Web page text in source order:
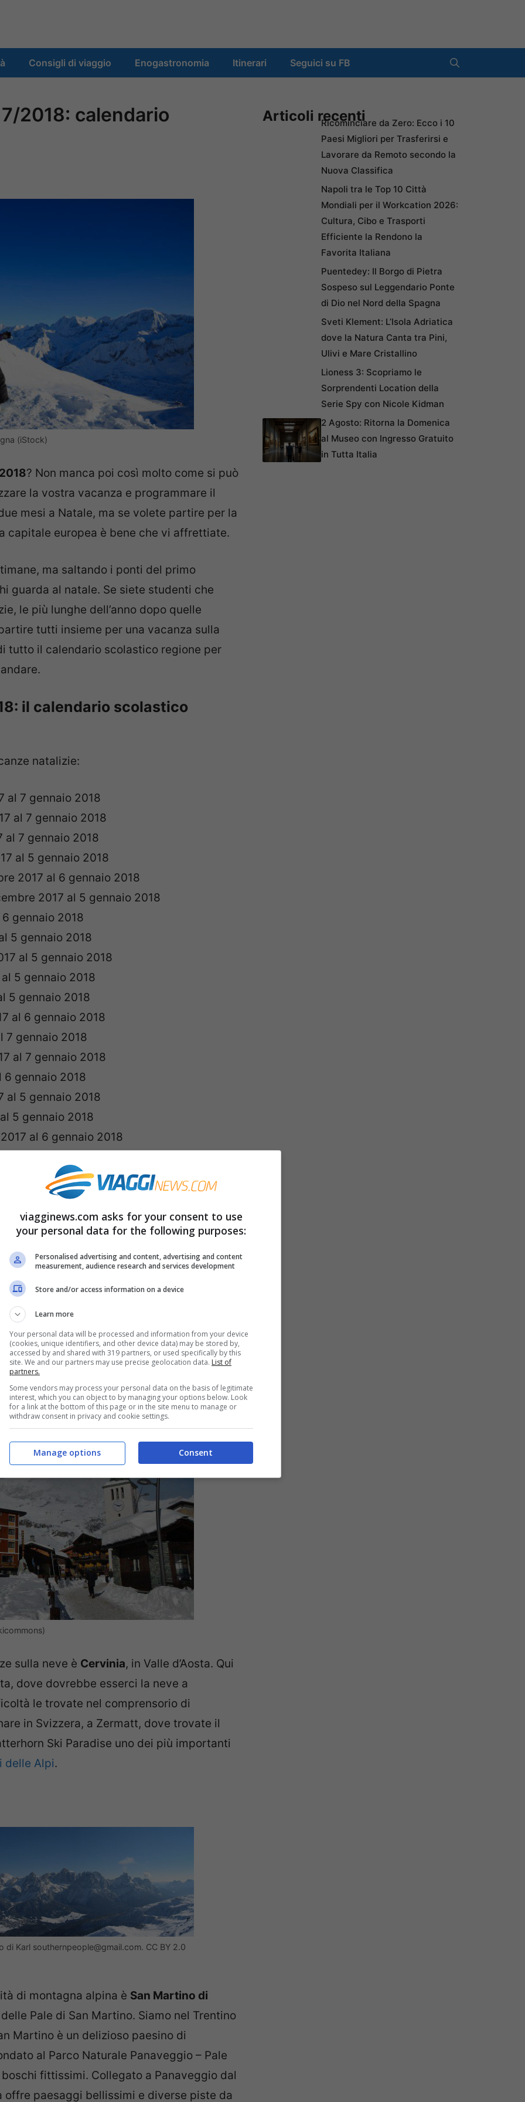
Consigli di viaggio Enogastronomia Itinerari Seguici su FB
2018: calendario
(iStock)
? Non manca poi così molto come si può
la vostra vacanza e programmare il
mesi a Natale, ma se volete partire per la
capitale europea è bene che vi affrettiate.
ma saltando i ponti del primo
guarda al natale. Se siete studenti che
le più lunghe dell’anno dopo quelle
tutti insieme per una vacanza sulla
tutto il calendario scolastico regione per
il calendario scolastico
natalizie:
al 7 gennaio 2018
al 7 gennaio 2018
al 7 gennaio 2018
al 5 gennaio 2018
2017 al 6 gennaio 2018
2017 al 5 gennaio 2018
gennaio 2018
5 gennaio 2018
al 5 gennaio 2018
5 gennaio 2018
5 gennaio 2018
al 6 gennaio 2018
7 gennaio 2018
al 7 gennaio 2018
6 gennaio 2018
al 5 gennaio 2018
5 gennaio 2018
al 6 gennaio 2018
6 gennaio 2018
2017 al 6 gennaio 2018
2017 all’7 gennaio 2018 (dal 23
5 giorni a settimana)
per tutta la famiglia
la prima cosa a cui si pensa è la
montagne innevate per il prossimo
dove andare per le vacanze di Natale
mare e città
sulla neve è Cervinia, in Valle d’Aosta. Qui
dove dovrebbe esserci la neve a
le trovate nel comprensorio di
in Svizzera, a Zermatt, dove trovate il
Ski Paradise uno dei più importanti
delle Alpi.
di Karl southernpeople@gmail.com. CC BY 2.0
di montagna alpina è San Martino di
Pale di San Martino. Siamo nel Trentino
Martino è un delizioso paesino di
al Parco Naturale Panaveggio – Pale
fittissimi. Collegato a Panaveggio dal
offre paesaggi bellissimi e diverse piste da
Articoli recentiRicominciare da Zero: Ecco i 10
Paesi Migliori per Trasferirsi e
Lavorare da Remoto secondo la
Nuova Classifica
Napoli tra le Top 10 Città
Mondiali per il Workcation 2026:
Cultura, Cibo e Trasporti
Efficiente la Rendono la
Favorita Italiana
Puentedey: Il Borgo di Pietra
Sospeso sul Leggendario Ponte
di Dio nel Nord della Spagna
Sveti Klement: L’Isola Adriatica
dove la Natura Canta tra Pini,
Ulivi e Mare Cristallino
Lioness 3: Scopriamo le
Sorprendenti Location della
Serie Spy con Nicole Kidman
2 Agosto: Ritorna la Domenica
al Museo con Ingresso Gratuito
in Tutta Italia
viagginews.com asks for your consent to use
your personal data for the following purposes:
Personalised advertising and content, advertising and content
measurement, audience research and services development
Store and/or access information on a device
Learn more
Your personal data will be processed and information from your device
(cookies, unique identifiers, and other device data) may be stored by,
accessed by and shared with 319 partners, or used specifically by this
site. We and our partners may use precise geolocation data. List of
partners.
Some vendors may process your personal data on the basis of legitimate
interest, which you can object to by managing your options below. Look
for a link at the bottom of this page or in the site menu to manage or
withdraw consent in privacy and cookie settings.
Consent
Manage options